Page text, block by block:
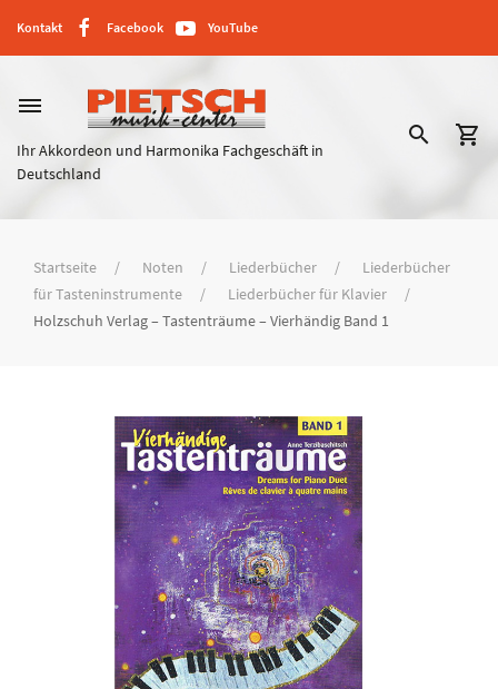
Kontakt Facebook YouTube
dehaze
Ihr Akkordeon und Harmonika Fachgeschäft in
Deutschland
search shopping_cart
Startseite Noten Liederbücher
Liederbücher
für Tasteninstrumente
Liederbücher für Klavier
Holzschuh Verlag – Tastenträume – Vierhändig Band 1